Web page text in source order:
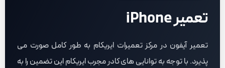
تعمیر iPhone
تعمیر آیفون در مرکز تعمیرات ایریکام به طور کامل صورت می
پذیرد. با توجه به توانایی های کادر مجرب ایریکام این تضمین را به